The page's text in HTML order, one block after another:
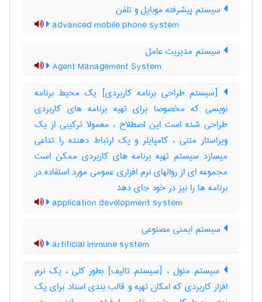
سیستم پیشرفته موبایل و تلفن
advanced mobile phone system
سیستم مدیریت عامل
Agent Management System
[سیستم طراحی برنامه کاربردی] یک محیط برنامه
نویسی که مخصوصا برای تهیه برنامه های کاربردی
طراحی شده است این اصطلاح ، معمولا ترکیبی از یک
ویراستار متنی ، کامپایلر و یک ارتباط دهنده را تداعی
میسازد سیستم تهیه برنامه های کاربردی ممکن است
مجموعه ای از روالهای نرم افزاری عمومی مورد استفاده در
برنامه ها را نیز در خود جای دهد
application development system
سیستم ایمنی مصنوعی
artificial immune system
سیستم مئول ، [سیستم تالیف] بطور کلی ، یک نرم
افزار کاربردی که امکان تهیه و قالب بندی اسناد برای یک